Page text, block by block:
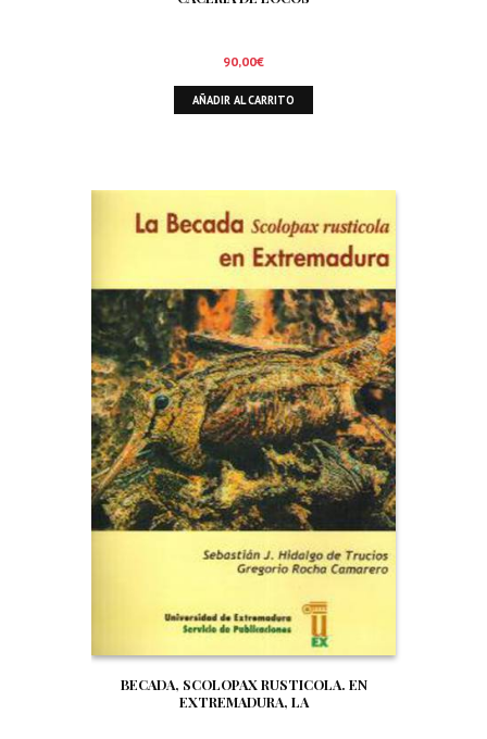
90,00€
AÑADIR AL CARRITO
BECADA, SCOLOPAX RUSTICOLA. EN
EXTREMADURA, LA